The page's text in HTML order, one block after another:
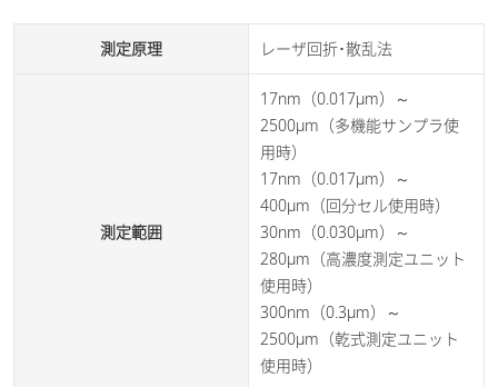
測定原理 レーザ回折･散乱法
測定範囲
17nm（0.017μm）～
2500μm（多機能サンプラ使
用時）
17nm（0.017μm）～
400μm（回分セル使用時）
30nm（0.030μm）～
280μm（高濃度測定ユニット
使用時）
300nm（0.3μm）～
2500μm（乾式測定ユニット
使用時）